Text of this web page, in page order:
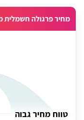
מחיר פרגולה
טווח מחיר גבוה